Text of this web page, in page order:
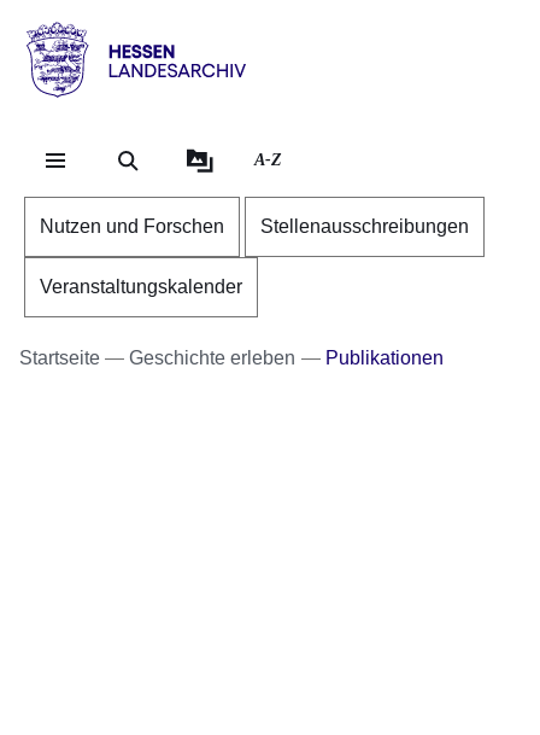
Hessen
Landesarchiv
A-Z
Nutzen und Forschen Stellenausschreibungen
Veranstaltungskalender
Startseite Geschichte erleben Publikationen